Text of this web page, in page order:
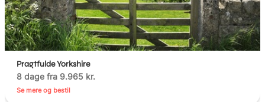
Pragtfulde Yorkshire
8 dage fra 9.965 kr.
Se mere og bestil